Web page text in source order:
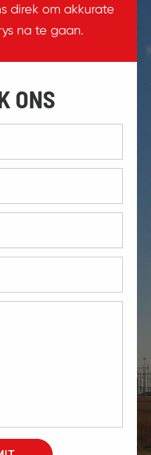
direk om akkurate
na te gaan.
ONS